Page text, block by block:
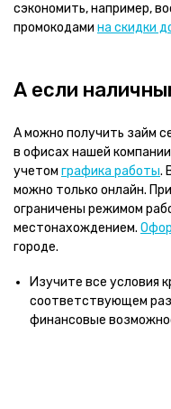
сэкономить, например,
промокодами на скидки
А если
А можно получить займ
в офисах нашей
учетом графика работы.
можно только онлайн.
ограничены режимом
местонахождением.
городе.
Изучите все условия
соответствующем
финансовые